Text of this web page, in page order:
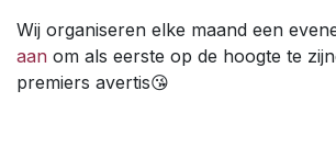
Wij organiseren elke maand een
aan om als eerste op de hoogte te
premiers avertis😘